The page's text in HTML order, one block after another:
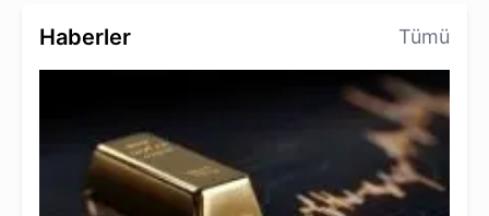
Haberler Tümü